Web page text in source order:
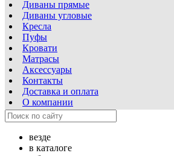
Диваны прямые
Диваны угловые
Кресла
Пуфы
Кровати
Матрасы
Аксессуары
Контакты
Доставка и оплата
О компании
везде
в каталоге